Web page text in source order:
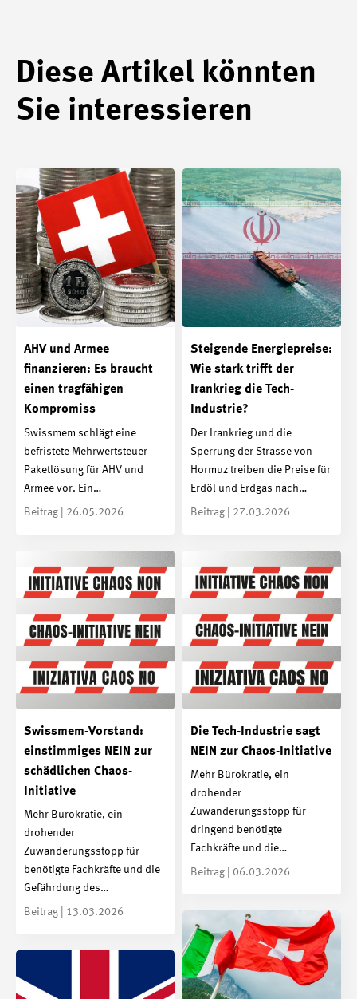
Diese Artikel könnten
Sie interessieren
AHV und Armee
finanzieren: Es braucht
einen tragfähigen
Kompromiss
Swissmem schlägt eine
befristete Mehrwertsteuer-
Paketlösung für AHV und
Armee vor. Ein…
Beitrag | 26.05.2026
Steigende Energiepreise:
Wie stark trifft der
Irankrieg die Tech-
Industrie?
Der Irankrieg und die
Sperrung der Strasse von
Hormuz treiben die Preise für
Erdöl und Erdgas nach…
Beitrag | 27.03.2026
Swissmem-Vorstand:
einstimmiges NEIN zur
schädlichen Chaos-
Initiative
Mehr Bürokratie, ein
drohender
Zuwanderungsstopp für
benötigte Fachkräfte und die
Gefährdung des…
Beitrag | 13.03.2026
Die Tech-Industrie sagt
NEIN zur Chaos-Initiative
Mehr Bürokratie, ein
drohender
Zuwanderungsstopp für
dringend benötigte
Fachkräfte und die…
Beitrag | 06.03.2026